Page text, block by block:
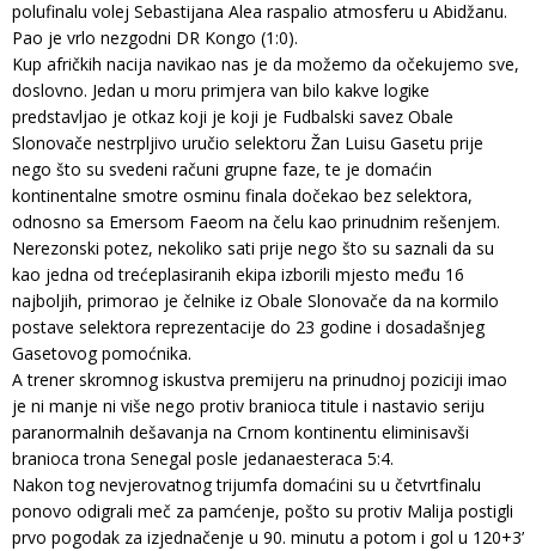
polufinalu volej Sebastijana Alea raspalio atmosferu u Abidžanu.
Pao je vrlo nezgodni DR Kongo (1:0).
Kup afričkih nacija navikao nas je da možemo da očekujemo sve,
doslovno. Jedan u moru primjera van bilo kakve logike
predstavljao je otkaz koji je koji je Fudbalski savez Obale
Slonovače nestrpljivo uručio selektoru Žan Luisu Gasetu prije
nego što su svedeni računi grupne faze, te je domaćin
kontinentalne smotre osminu finala dočekao bez selektora,
odnosno sa Emersom Faeom na čelu kao prinudnim rešenjem.
Nerezonski potez, nekoliko sati prije nego što su saznali da su
kao jedna od trećeplasiranih ekipa izborili mjesto među 16
najboljih, primorao je čelnike iz Obale Slonovače da na kormilo
postave selektora reprezentacije do 23 godine i dosadašnjeg
Gasetovog pomoćnika.
A trener skromnog iskustva premijeru na prinudnoj poziciji imao
je ni manje ni više nego protiv branioca titule i nastavio seriju
paranormalnih dešavanja na Crnom kontinentu eliminisavši
branioca trona Senegal posle jedanaesteraca 5:4.
Nakon tog nevjerovatnog trijumfa domaćini su u četvrtfinalu
ponovo odigrali meč za pamćenje, pošto su protiv Malija postigli
prvo pogodak za izjednačenje u 90. minutu a potom i gol u 120+3’